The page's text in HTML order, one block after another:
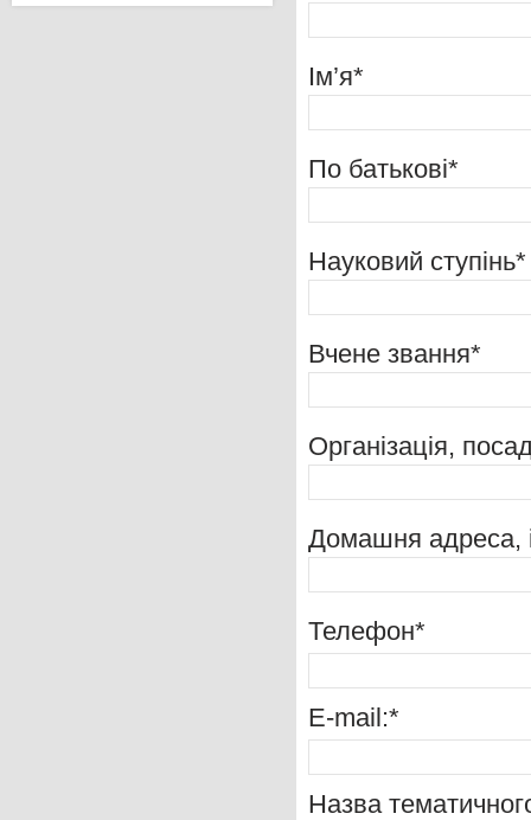
Ім’я*
По батькові*
Науковий ступінь*
Вчене звання*
Організація,
Домашня адреса,
Телефон*
E-mail:*
Назва